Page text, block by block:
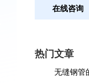
在线咨询
热门文章
无缝钢管